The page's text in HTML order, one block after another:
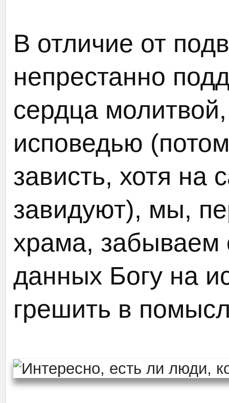
В отличие от
непрестанно
сердца
исповедью
зависть, хотя на
завидуют), мы,
храма,
данных Богу на
грешить в